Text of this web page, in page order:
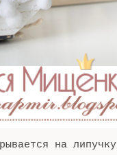
на липучку